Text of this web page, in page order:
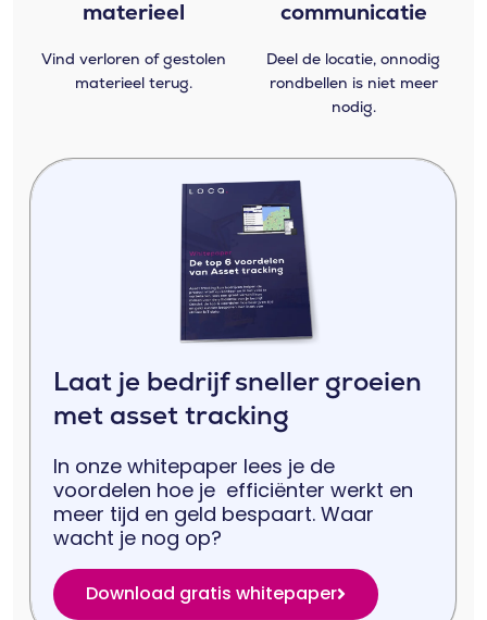
materieel
Vind verloren of gestolen
materieel terug.
communicatie
Deel de locatie, onnodig
rondbellen is niet meer
nodig.
Laat je bedrijf sneller groeien
met asset tracking
In onze whitepaper lees je de
voordelen hoe je efficiënter werkt en
meer tijd en geld bespaart. Waar
wacht je nog op?
Download gratis whitepaper